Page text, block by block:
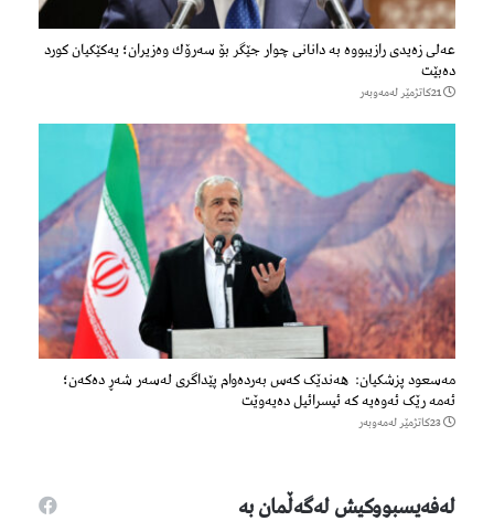
عەلی زەیدی رازیبووە بە دانانی چوار جێگر بۆ سەرۆك وەزیران؛ یەكێكیان كورد
دەبێت
21كاتژمێر لەمەوبەر
مەسعود پزشكیان: هەندێک کەس بەردەوام پێداگری لەسەر شەڕ دەكەن؛
ئەمە رێک ئەوەیە کە ئیسرائیل دەیەوێت
23كاتژمێر لەمەوبەر
لەفەیسبووكیش لەگەڵمان بە